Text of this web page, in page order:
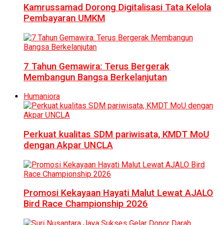
Kamrussamad Dorong Digitalisasi Tata Kelola
Pembayaran UMKM
7 Tahun Gemawira: Terus Bergerak
Membangun Bangsa Berkelanjutan
Humaniora
Perkuat kualitas SDM pariwisata, KMDT MoU
dengan Akpar UNCLA
Promosi Kekayaan Hayati Malut Lewat AJALO
Bird Race Championship 2026